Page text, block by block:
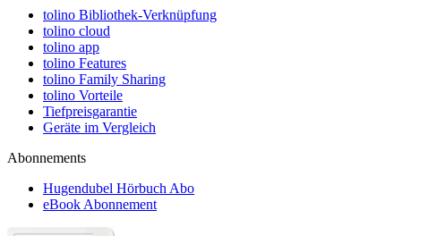
tolino Bibliothek-Verknüpfung
tolino cloud
tolino app
tolino Features
tolino Family Sharing
tolino Vorteile
Tiefpreisgarantie
Geräte im Vergleich
Abonnements
Hugendubel Hörbuch Abo
eBook Abonnement